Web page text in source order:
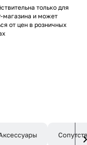
только для
магазина и может
от цен в розничных